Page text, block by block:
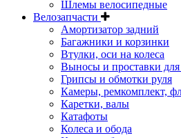
Шлемы велосипедные
Велозапчасти
Амортизатор задний
Багажники и корзинки
Втулки, оси на колеса
Выносы и проставки для
Грипсы и обмотки руля
Камеры, ремкомплект,
Каретки, валы
Катафоты
Колеса и обода